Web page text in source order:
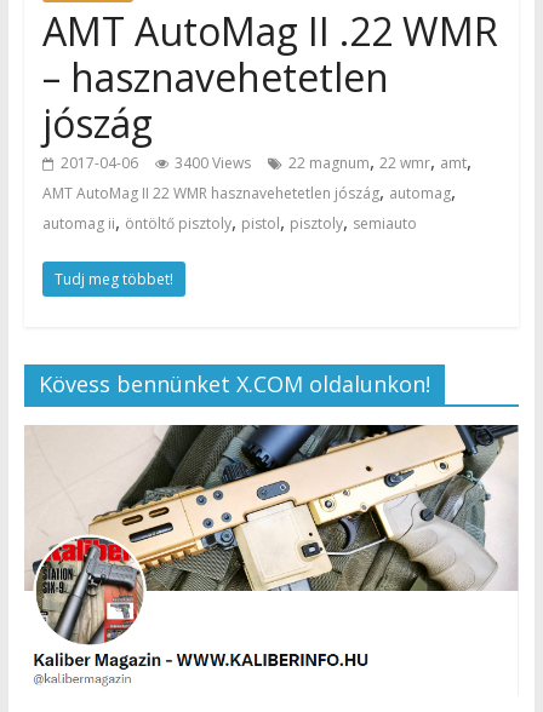
AMT AutoMag II .22 WMR
– hasznavehetetlen
jószág
2017-04-06 3400 Views 22 magnum, 22 wmr, amt,
AMT AutoMag II 22 WMR hasznavehetetlen jószág, automag,
automag ii, öntöltő pisztoly, pistol, pisztoly, semiauto
Tudj meg többet!
Kövess bennünket X.COM oldalunkon!